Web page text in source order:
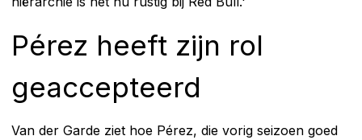
Pérez heeft zijn rol
geaccepteerd
Van der Garde ziet hoe Pérez, die vorig seizoen goed